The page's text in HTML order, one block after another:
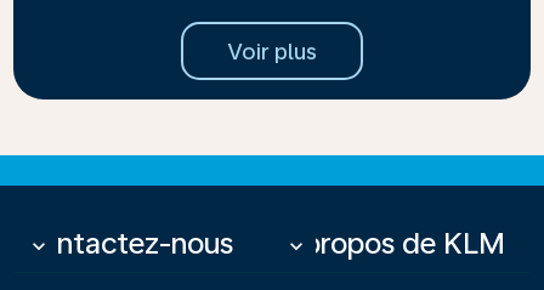
Voir plus
Contactez-nous
keyboard_arrow_down À propos de KLM
keyboard_arrow_down